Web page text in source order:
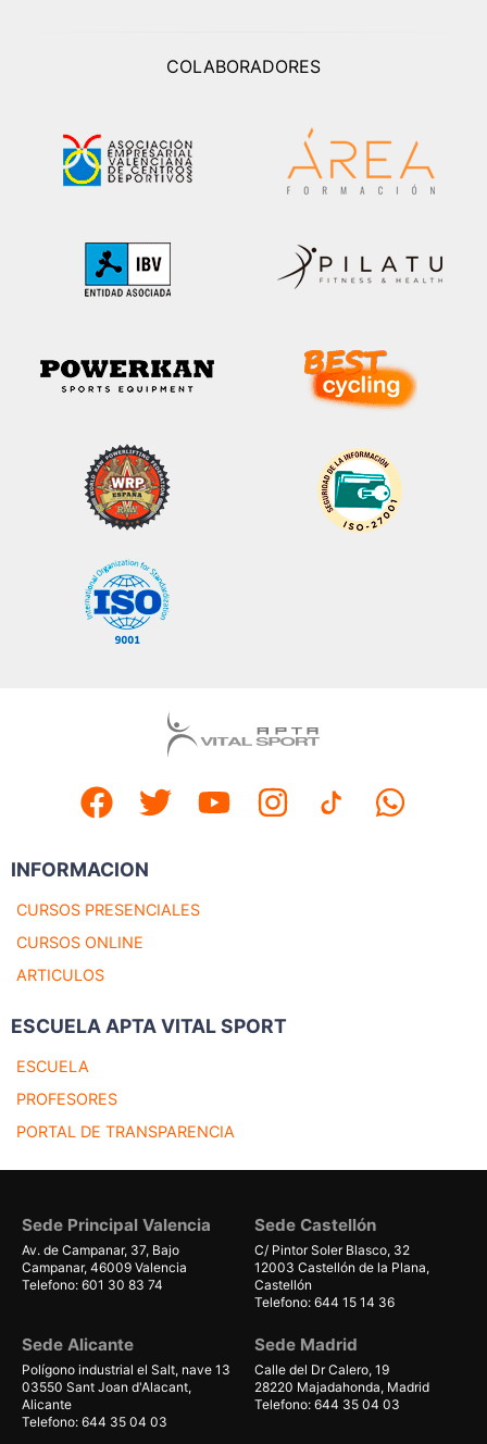
COLABORADORES
INFORMACION
CURSOS PRESENCIALES
CURSOS ONLINE
ARTICULOS
ESCUELA APTA VITAL SPORT
ESCUELA
PROFESORES
PORTAL DE TRANSPARENCIA
Sede Principal Valencia
Av. de Campanar, 37, Bajo
Campanar, 46009 Valencia
Telefono: 601 30 83 74
Sede Castellón
C/ Pintor Soler Blasco, 32
12003 Castellón de la Plana,
Castellón
Telefono: 644 15 14 36
Sede Alicante
Polígono industrial el Salt, nave 13
03550 Sant Joan d'Alacant,
Alicante
Telefono: 644 35 04 03
Sede Madrid
Calle del Dr Calero, 19
28220 Majadahonda, Madrid
Telefono: 644 35 04 03